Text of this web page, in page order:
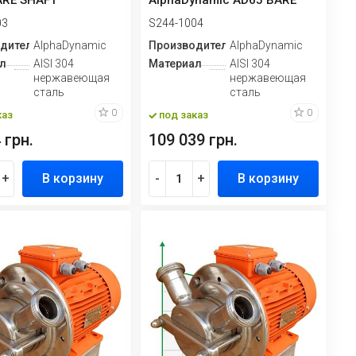
...
AlphaDynamic
AISI 304
нержавеющая
сталь
0
+ В корзину
SHAFT импеллерн...
S244-1004
ПроизводительAlphaDynamic
Материал
AISI 304
нержавеющая
сталь
под заказ 0
109 039 грн.
- + В корзину